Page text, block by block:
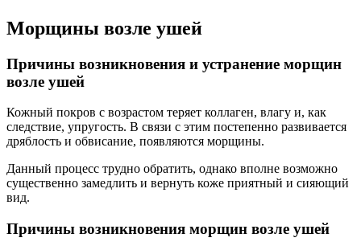
Морщины возле ушей
Причины возникновения и устранение морщин
возле ушей
Кожный покров с возрастом теряет коллаген, влагу и, как
следствие, упругость. В связи с этим постепенно развивается
дряблость и обвисание, появляются морщины.
Данный процесс трудно обратить, однако вполне возможно
существенно замедлить и вернуть коже приятный и сияющий
вид.
Причины возникновения морщин возле ушей